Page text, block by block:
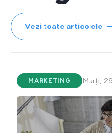
Vezi toate articolele
MARKETING Marți,